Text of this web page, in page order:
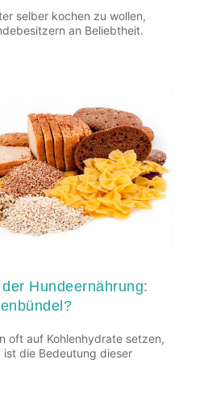
selber kochen zu wollen,
an Beliebtheit.
Hundeernährung:
oft auf Kohlenhydrate setzen,
ist die Bedeutung dieser